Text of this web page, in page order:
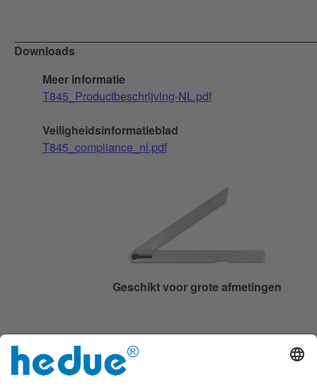
Downloads
Meer informatie
T845_Productbeschrijving-NL.pdf
Veiligheidsinformatieblad
T845_compliance_nl.pdf
Geschikt voor grote afmetingen